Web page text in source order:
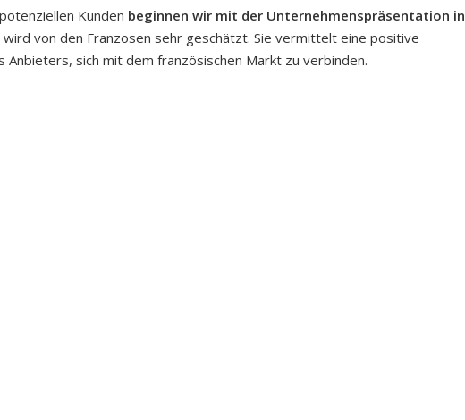
Kunden beginnen wir mit der Unternehmenspräsentation in
wird von den Franzosen sehr geschätzt. Sie vermittelt eine positive
Anbieters, sich mit dem französischen Markt zu verbinden.